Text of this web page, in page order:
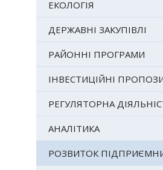
ЕКОЛОГІЯ
ДЕРЖАВНІ ЗАКУПІВЛІ
РАЙОННІ ПРОГРАМИ
ІНВЕСТИЦІЙНІ
РЕГУЛЯТОРНА
АНАЛІТИКА
РОЗВИТОК